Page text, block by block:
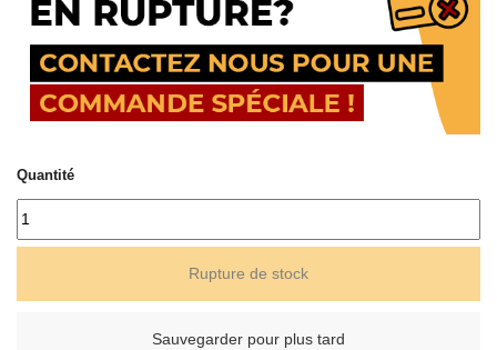
Quantité
Rupture de stock
Sauvegarder pour plus tard